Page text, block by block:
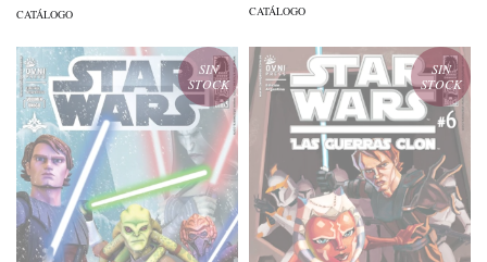
CATÁLOGO CATÁLOGO
SIN
STOCK
SIN
STOCK